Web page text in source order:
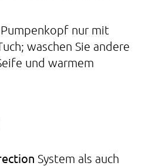
nur mit
waschen Sie andere
und warmem
System als auch